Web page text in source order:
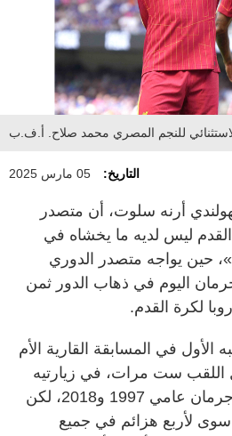
للنجم المصري محمد صلاح. أ.ف.ب
التاريخ: 05 مارس 2025
أرنه سلوت، أن متصدر
القدم ليس لديه ما يخشاه في
حين يواجه متصدر الدوري
اليوم في ذهاب الدور ثمن
لكرة القدم.
الأول في المسابقة القارية الأم
حامل اللقب ست مرات، في زيارتيه
السابقتين لملعب سان جرمان عامي 1997 و2018، لكن
لأربع هزائم في جميع